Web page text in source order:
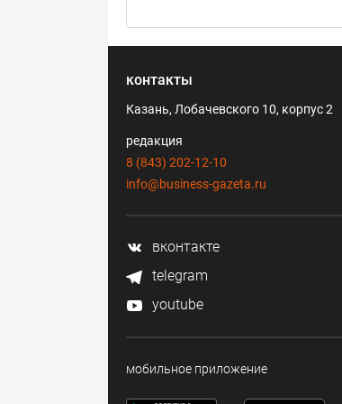
контакты
Казань, Лобачевского 10, корпус 2
редакция
8 (843) 202-12-10
info@business-gazeta.ru
вконтакте
telegram
youtube
мобильное приложение